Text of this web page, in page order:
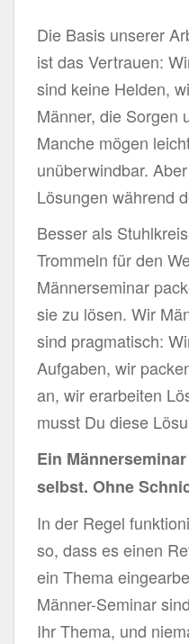
Die Basis unserer
ist das Vertrauen:
sind keine Helden,
Männer, die Sorgen
Manche mögen
unüberwindbar.
Lösungen während
Besser als
Trommeln für den
Männerseminar
sie zu lösen. Wir
sind pragmatisch:
Aufgaben, wir
an, wir erarbeiten
musst Du diese
Ein
selbst. Ohne
In der Regel
so, dass es einen
ein Thema
Männer-Seminar
Ihr Thema, und